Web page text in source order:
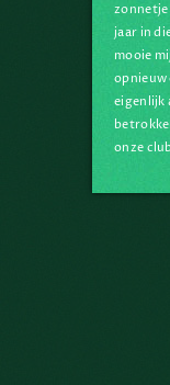
zonnetje
jaar in
mooie
opnieuw
eigenlijk
onze